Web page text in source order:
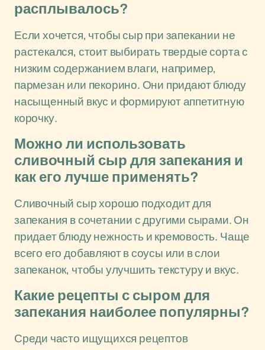
расплывалось?
Если хочется, чтобы сыр при запекании не
растекался, стоит выбирать твердые сорта с
низким содержанием влаги, например,
пармезан или пекорино. Они придают блюду
насыщенный вкус и формируют аппетитную
корочку.
Можно ли использовать
сливочный сыр для запекания и
как его лучше применять?
Сливочный сыр хорошо подходит для
запекания в сочетании с другими сырами. Он
придает блюду нежность и кремовость. Чаще
всего его добавляют в соусы или в слои
запеканок, чтобы улучшить текстуру и вкус.
Какие рецепты с сыром для
запекания наиболее популярны?
Среди часто ищущихся рецептов